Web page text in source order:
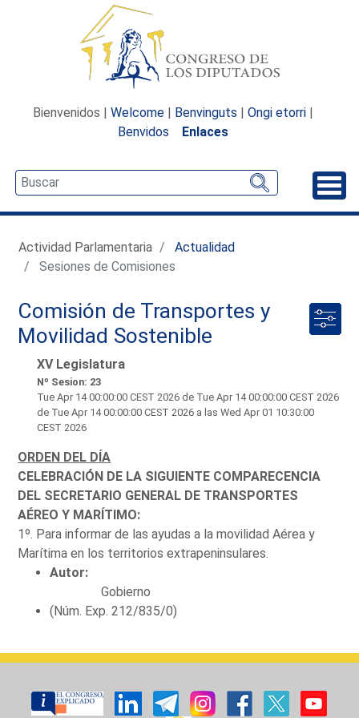
Bienvenidos | Welcome | Benvinguts | Ongi etorri |
Benvidos
Enlaces
Actividad Parlamentaria
Actualidad
Sesiones de Comisiones
Comisión de Transportes y
Movilidad Sostenible
XV Legislatura
Nº Sesion: 23
Tue Apr 14 00:00:00 CEST 2026 de Tue Apr 14 00:00:00 CEST 2026
de Tue Apr 14 00:00:00 CEST 2026 a las Wed Apr 01 10:30:00
CEST 2026
ORDEN DEL DÍA
CELEBRACIÓN DE LA SIGUIENTE COMPARECENCIA
DEL SECRETARIO GENERAL DE TRANSPORTES
AÉREO Y MARÍTIMO:
1º. Para informar de las ayudas a la movilidad Aérea y
Marítima en los territorios extrapeninsulares.
Autor:
Gobierno
(Núm. Exp. 212/835/0)